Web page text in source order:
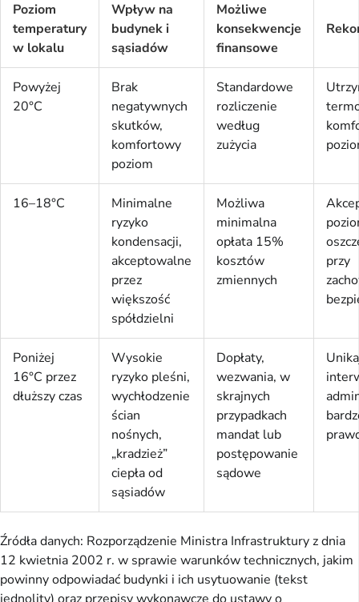
Poziom
temperatury
w lokalu
Wpływ na
budynek i
sąsiadów
Możliwe
konsekwencje
finansowe
Powyżej
20°C
Brak
negatywnych
skutków,
komfortowy
poziom
Standardowe
rozliczenie
według
zużycia
16–18°C
Minimalne
ryzyko
kondensacji,
akceptowalne
przez
większość
spółdzielni
Możliwa
minimalna
opłata 15%
kosztów
zmiennych
przy
Poniżej
16°C przez
dłuższy czas
Wysokie
ryzyko pleśni,
wychłodzenie
ścian
nośnych,
„kradzież”
ciepła od
sąsiadów
Dopłaty,
wezwania, w
skrajnych
przypadkach
mandat lub
postępowanie
sądowe
Źródła danych: Rozporządzenie Ministra Infrastruktury z dnia
12 kwietnia 2002 r. w sprawie warunków technicznych, jakim
powinny odpowiadać budynki i ich usytuowanie (tekst